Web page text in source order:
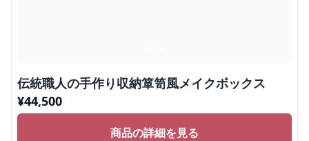
伝統職人の手作り収納箪笥風メイクボックス
¥44,500
商品の詳細を見る